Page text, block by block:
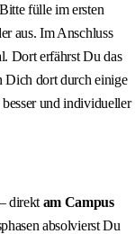
Bitte fülle im ersten
aus. Im Anschluss
Dort erfährst Du das
Dich dort durch einige
und individueller
direkt am Campus
absolvierst Du